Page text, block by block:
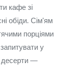
кафе зі
обіди. Сім'ям
порціями
у
десерти —